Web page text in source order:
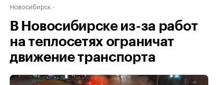
Новосибирск
В Новосибирске из-за работ
на теплосетях ограничат
движение транспорта